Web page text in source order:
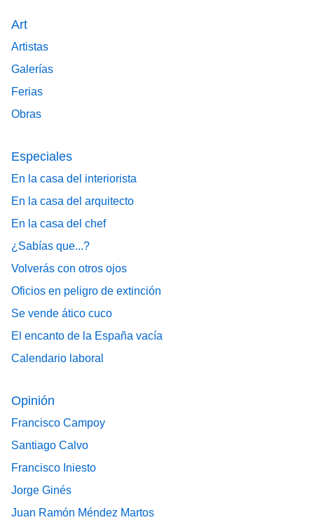
Art
Artistas
Galerías
Ferias
Obras
Especiales
En la casa del interiorista
En la casa del arquitecto
En la casa del chef
¿Sabías que...?
Volverás con otros ojos
Oficios en peligro de extinción
Se vende ático cuco
El encanto de la España vacía
Calendario laboral
Opinión
Francisco Campoy
Santiago Calvo
Francisco Iniesto
Jorge Ginés
Juan Ramón Méndez Martos